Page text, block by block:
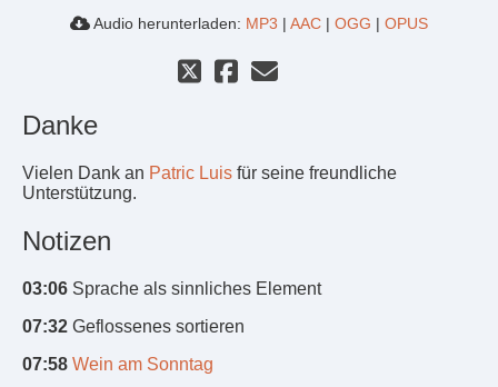
Audio herunterladen: MP3 | AAC | OGG | OPUS
Danke
Vielen Dank an Patric Luis für seine freundliche
Unterstützung.
Notizen
03:06 Sprache als sinnliches Element
07:32 Geflossenes sortieren
07:58 Wein am Sonntag